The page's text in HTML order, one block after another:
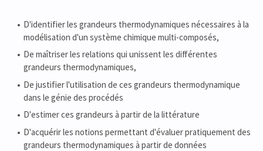
D'identifier les grandeurs thermodynamiques nécessaires à la
modélisation d'un système chimique multi-composés,
De maîtriser les relations qui unissent les différentes
grandeurs thermodynamiques,
De justifier l'utilisation de ces grandeurs thermodynamique
dans le génie des procédés
D'estimer ces grandeurs à partir de la littérature
D'acquérir les notions permettant d'évaluer pratiquement des
grandeurs thermodynamiques à partir de données